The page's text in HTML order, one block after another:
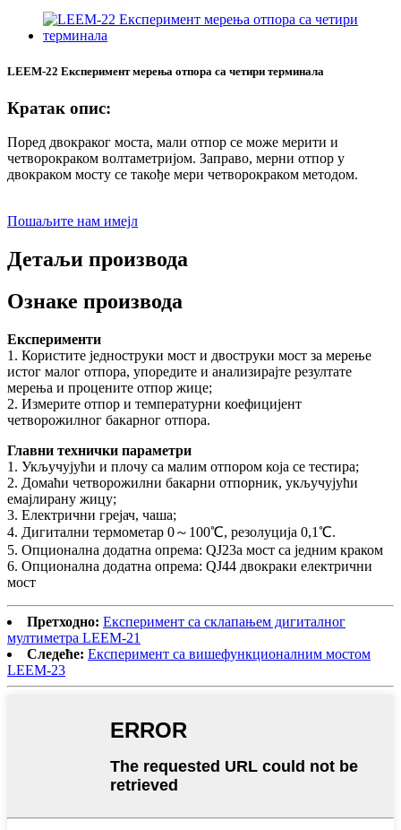
LEEM-22 Експеримент мерења отпора са четири терминала
Кратак опис:
Поред двокраког моста, мали отпор се може мерити и
четворокраком волтаметријом. Заправо, мерни отпор у
двокраком мосту се такође мери четворокраком методом.
Пошаљите нам имејл
Детаљи производа
Ознаке производа
Експерименти
1. Користите једноструки мост и двоструки мост за мерење
истог малог отпора, упоредите и анализирајте резултате
мерења и процените отпор жице;
2. Измерите отпор и температурни коефицијент
четворожилног бакарног отпора.
Главни технички параметри
1. Укључујући и плочу са малим отпором која се тестира;
2. Домаћи четворожилни бакарни отпорник, укључујући
емајлирану жицу;
3. Електрични грејач, чаша;
4. Дигитални термометар 0～100℃, резолуција 0,1℃.
5. Опционална додатна опрема: QJ23a мост са једним краком
6. Опционална додатна опрема: QJ44 двокраки електрични
мост
Претходно: Експеримент са склапањем дигиталног
мултиметра LEEM-21
Следеће: Експеримент са вишефункционалним мостом
LEEM-23